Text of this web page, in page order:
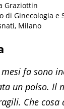
Graziottin
di Ginecologia e
Milano
fa sono
un polso. Il
Che cosa